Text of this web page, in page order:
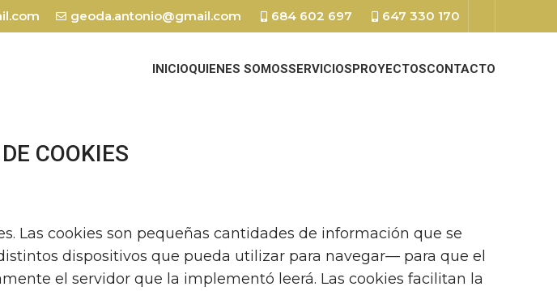
geoda.antonio@gmail.com 684 602 697 647 330 170
INICIOQUIENES SOMOSSERVICIOSPROYECTOSCONTACTO
COOKIES
Las cookies son pequeñas cantidades de información que se
dispositivos que pueda utilizar para navegar— para que el
el servidor que la implementó leerá. Las cookies facilitan la